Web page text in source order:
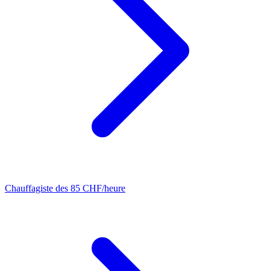
Chauffagiste des 85 CHF/heure